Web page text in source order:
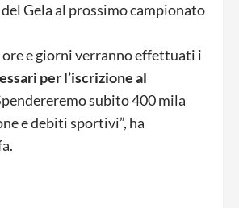
Gela al prossimo campionato
e giorni verranno effettuati i
per l’iscrizione al
subito 400 mila
e debiti sportivi”, ha